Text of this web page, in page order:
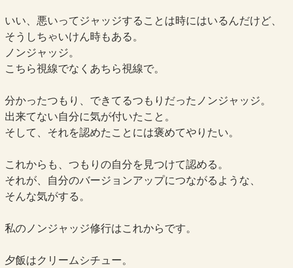
いい、悪いってジャッジすることは時にはいるんだけど、
そうしちゃいけん時もある。
ノンジャッジ。
こちら視線でなくあちら視線で。
分かったつもり、できてるつもりだったノンジャッジ。
出来てない自分に気が付いたこと。
そして、それを認めたことには褒めてやりたい。
これからも、つもりの自分を見つけて認める。
それが、自分のバージョンアップにつながるような、
そんな気がする。
私のノンジャッジ修行はこれからです。
夕飯はクリームシチュー。